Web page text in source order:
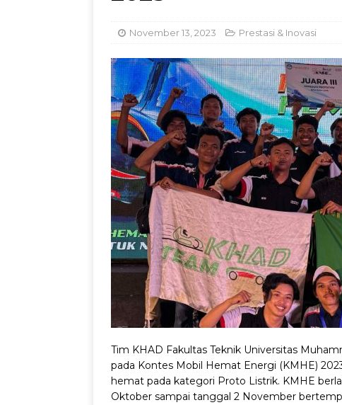
November 13, 2023 Prestasi & Inovasi
Tim KHAD Fakultas Teknik Universitas
pada Kontes Mobil Hemat Energi (KMHE)
hemat pada kategori Proto Listrik. KMHE
Oktober sampai tanggal 2 November